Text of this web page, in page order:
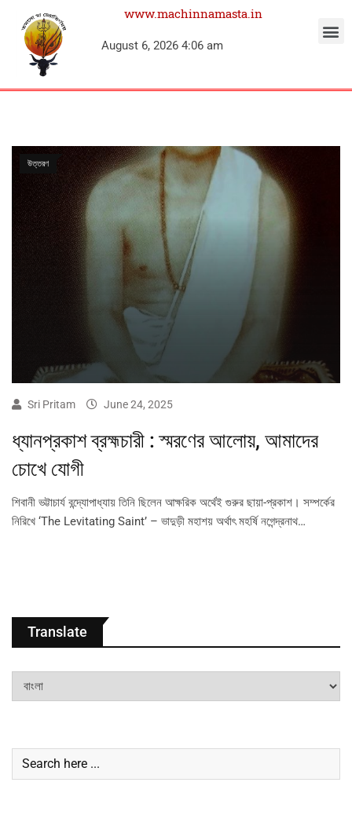
www.machinnamasta.in
August 6, 2026 4:06 am
উত্তরণ
Sri Pritam June 24, 2025
ধ্যানপ্রকাশ ব্রহ্মচারী : স্মরণের আলোয়, আমাদের
চোখে যোগী
শিবানী ভট্টাচার্য বন্দ্যোপাধ্যায় তিনি ছিলেন আক্ষরিক অর্থেই গুরুর ছায়া-প্রকাশ। সম্পর্কের
নিরিখে ‘The Levitating Saint’ – ভাদুড়ী মহাশয় অর্থাৎ মহর্ষি নগেন্দ্রনাথ…
Translate